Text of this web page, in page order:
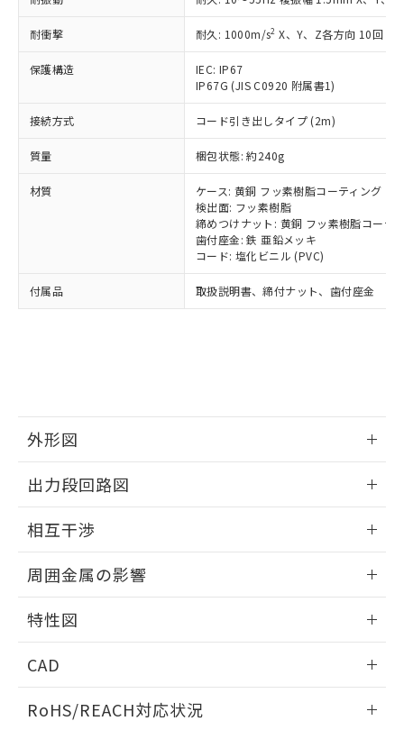
耐衝撃 耐久: 1000m/s2 X、Y、Z各方向 10回
保護構造
IEC: IP67
IP67G (JIS C0920 附属書1)
接続方式 コード引き出しタイプ (2m)
質量 梱包状態: 約240g
材質
ケース: 黄銅 フッ素樹脂コーティング
検出面: フッ素樹脂
締めつけナット: 黄銅 フッ素樹脂コーテ
歯付座金: 鉄 亜鉛メッキ
コード: 塩化ビニル (PVC)
付属品 取扱説明書、締付ナット、歯付座金
外形図
外形図
出力段回路図
出力段回路図
相互干渉
相互干渉
周囲金属の影響
周囲金属の影響
特性図
検出物体の大きさと材質による影響
CAD
ドすることができます。
RoHS/REACH対応状況
覧された時点での実際の在庫および標
準価格とは異なる場合があることをご
了承ください。
正式な納期状況および標準価格はお客
様のお取引先、またはお客様担当のオ
ムロン制御機器販売店・当社販売員に
ご相談ください。
オムロン制御機器販売店や当社販売拠
販売ネットワーク
在庫状況および標準価格結果を当社の
事前の承諾なく第三者に漏洩または開
示しないようお願いします。
マイパーツ機能（部品リスト作成サー
ビス）をご利用いただくには、I-Web
メンバーズにご登録されている必要が
※当社の共同利用者とは、"個人情報
の共同利用に関して"
用者の範囲」に記載されている法人を
鉛(Pb) 1000ppm以下、 水銀(Hg) 1000ppm以下、 カド
ミウム(Cd) 100ppm以下、
六価クロム(Cr(Ⅵ)) 1000ppm以下、ポリ臭化ビフェニル
類(PBB) 1000ppm以下、ポリ臭化ジフェニルエーテル類
(PBDE) 1000ppm以下、フタル酸ビス(2-エチルヘキシ
ル) (DEHP)(別名：DOP) 1000ppm以下、フタル酸ブチ
ルベンジル（BBP） 1000ppm以下、フタル酸ジブチル
(DIBP) 1000ppm以下
但し、RoHS指令で産業用監視および制御機器に対する
フタル酸エステル類の４物質については閾値を超える意
図的な使用がないことを確認しています。
部品在庫の切り替え状況などにより、予定
月が前後することがあります。
とができます。
EU RoHS指令（10物質）の非含有証明書
51物質の非含有証明書（当社基準）
※本証明書は発行日時点で非含有を証明す
ものではありません。
また、RoHS指令のフタル酸エステル類４
物質の対応では、対応完了までの期間は出
欄に対応日を記載しておりました。
既に当社にて対応品への在庫切替を完了
していることから、特段のことがない限
す。
*中国RoHS10物質の基準値 (GB/T26572)：
Pb(鉛) :1000ppm、 Hg(水銀) : 1000ppm、 Cd(カドミウ
ニル類) : 1000ppm、 PBDEs(ポリ臭化ジフェニルエーテ
イソブチル) : 1000ppm、 BBP(フタル酸ブチルベンジ
ル) : 1000ppm、
DEHP(フタル酸ビス(2-エチルヘキシル)) : 1000ppm
※2 環境保護使用期限
「ｅ」：有害物質（10物質）のすべてが基
準値以下であることを示します。
「10」：通常の使用状況下において有害物
質が外部に漏えいし、環境に深刻な影響を
及ぼさない年数を意味します。
または国外への提供する場合は、日本
国政府の輸出許可(または役務取引許
可)を取得するなどの必要な手続きを
当社は規制貨物を破棄する場合は、完
全に破砕するなど、違法に輸出されな
いよう必要な手段を講じます。
当社は貴社製品を、核兵器、ミサイ
ル、化学兵器、生物兵器またはその他
武器並びにこれらの製造装置等に一切
使用いたしません。
当社は、貴社製品を第三者に販売する
場合は、上記1、2および3の内容を当
該第三者に通知します。また当社は、
販売先および販売に係わる関係者が違
法に輸出するおそれがある場合は、取
り引きをいたしません。
一定数以上の在庫あり
一定数には満たないが在庫あり
在庫なし(最新の在庫状況につ
いては、お客様のお取引先、ま
たはお客様担当のオムロン制御
機器販売店・当社販売員にご確
認ください)
受注生産機種、また在庫状況の
情報を公開していない機種